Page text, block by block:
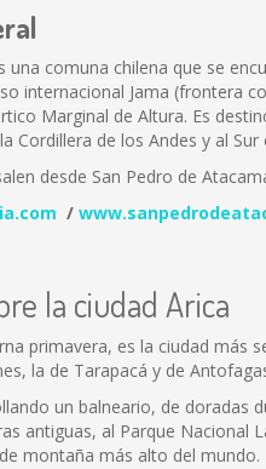
una comuna chilena que se
internacional Jama (frontera
Marginal de Altura. Es
Cordillera de los Andes y al Sur
desde San Pedro de
/
la ciudad Arica
primavera, es la ciudad más
la de Tarapacá y de
un balneario, de doradas
antiguas, al Parque Nacional
montaña más alto del mundo.